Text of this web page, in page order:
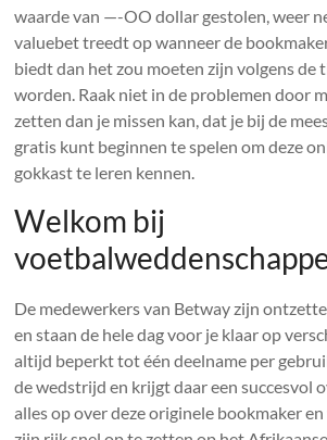
waarde van —-OO dollar gestolen, weer
valuebet treedt op wanneer de
biedt dan het zou moeten zijn volgens de
worden. Raak niet in de problemen door
zetten dan je missen kan, dat je bij de
gratis kunt beginnen te spelen om deze
gokkast te leren kennen.
Welkom bij
De medewerkers van Betway zijn
en staan de hele dag voor je klaar op
altijd beperkt tot één deelname per
de wedstrijd en krijgt daar een succesvol
alles op over deze originele bookmaker